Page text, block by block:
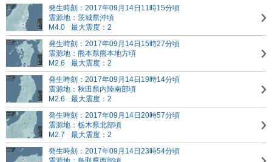
発生時刻：2017年09月14日11時15分頃
震源地：茨城県沖頃
M4.0
最大震度：2
発生時刻：2017年09月14日15時27分頃
震源地：熊本県熊本地方頃
M2.6
最大震度：2
発生時刻：2017年09月14日19時14分頃
震源地：秋田県内陸南部頃
M2.6
最大震度：2
発生時刻：2017年09月14日20時57分頃
震源地：栃木県北部頃
M2.7
最大震度：2
発生時刻：2017年09月14日23時54分頃